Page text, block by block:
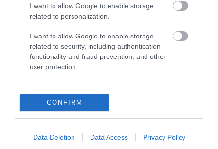
I want to allow Google to enable storage
related to personalization.
I want to allow Google to enable storage
related to security, including authentication
functionality and fraud prevention, and other
user protection.
CONFIRM
Data Deletion Data Access Privacy Policy
EVENIMENT
Bvd. Unirii, nr.14, sector 4,
Bucuresti
www.rosaclara.ro
www.airebarcelona.ro
www.eventure.com.ro
Telefon: 0314.259521
0747.1014.18